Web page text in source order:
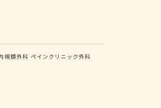
視鏡外科 ペインクリニック外科